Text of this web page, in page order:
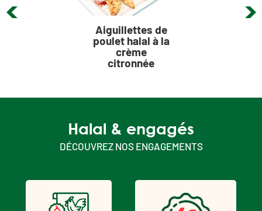
Aiguillettes de
poulet halal à la
crème
citronnée
Halal & engagés
DÉCOUVREZ NOS ENGAGEMENTS